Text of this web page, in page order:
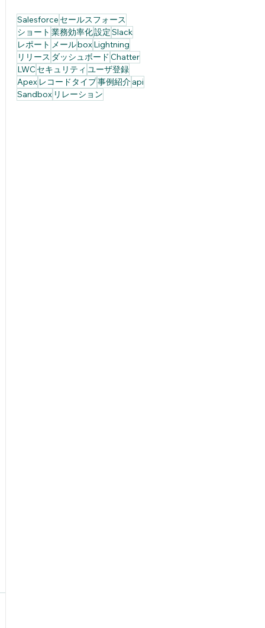
Salesforce セールスフォース
ショート 業務効率化設定Slack
レポート メールboxLightning
リリース ダッシュボード Chatter
LWC セキュリティ ユーザ登録
Apex レコードタイプ事例紹介api
Sandbox リレーション